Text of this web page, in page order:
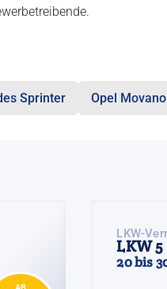
Sprinter Opel Movano
LKW
20 bis
LKW-